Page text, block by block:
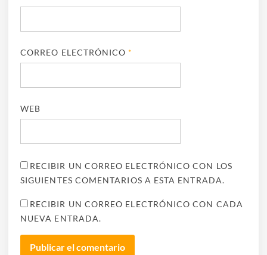
CORREO ELECTRÓNICO *
WEB
RECIBIR UN CORREO ELECTRÓNICO CON LOS
SIGUIENTES COMENTARIOS A ESTA ENTRADA.
RECIBIR UN CORREO ELECTRÓNICO CON CADA
NUEVA ENTRADA.